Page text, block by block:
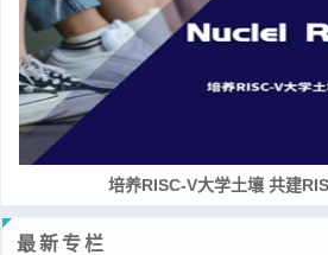
培养RISC-V大学土壤 共建
最新专栏